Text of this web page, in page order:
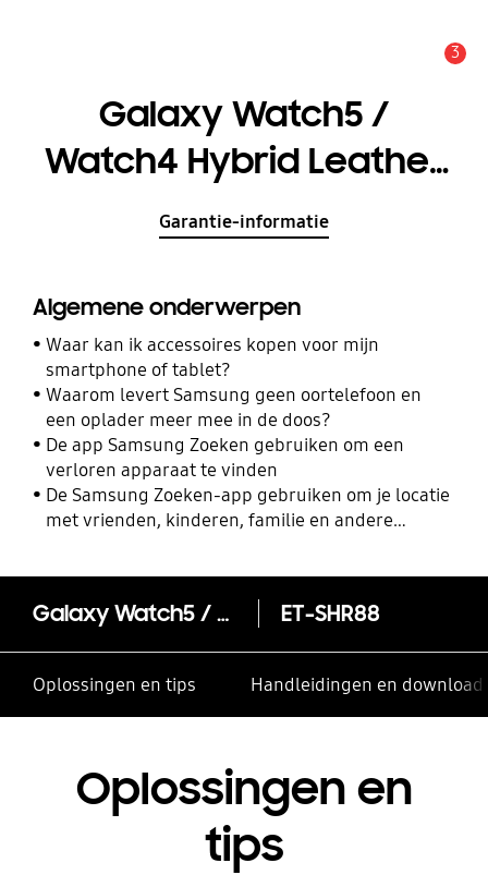
3
Galaxy Watch5 /
Watch4 Hybrid Leather
Strap 20mm S/M
Garantie-informatie
Algemene onderwerpen
Waar kan ik accessoires kopen voor mijn
smartphone of tablet?
Waarom levert Samsung geen oortelefoon en
een oplader meer mee in de doos?
De app Samsung Zoeken gebruiken om een
verloren apparaat te vinden
De Samsung Zoeken-app gebruiken om je locatie
met vrienden, kinderen, familie en andere
Galaxy Watch5 / Watch4 Hybrid Leather Strap 20mm S/M ET-SHR88
Oplossingen en tips Handleidingen en
Oplossingen en
tips